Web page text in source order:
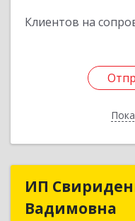
Клиентов на
ИП
Вадимовна